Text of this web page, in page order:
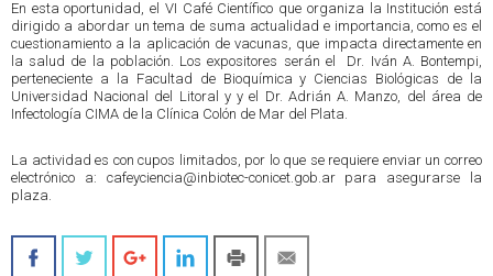
En esta oportunidad, el VI Café Científico que organiza la Institución está
dirigido a abordar un tema de suma actualidad e importancia, como es el
cuestionamiento a la aplicación de vacunas, que impacta directamente en
la salud de la población. Los expositores serán el Dr. Iván A. Bontempi,
perteneciente a la Facultad de Bioquímica y Ciencias Biológicas de la
Universidad Nacional del Litoral y y el Dr. Adrián A. Manzo, del área de
Infectología CIMA de la Clínica Colón de Mar del Plata.
La actividad es con cupos limitados, por lo que se requiere enviar un correo
electrónico a: cafeyciencia@inbiotec-conicet.gob.ar para asegurarse la
plaza.